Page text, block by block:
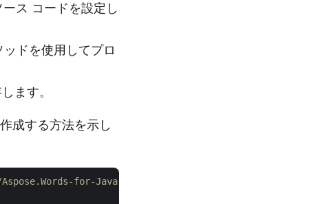
ス コードを設定し
ドを使用してプロ
ます。
成する方法を示し
for-Java にアクセスしてください。